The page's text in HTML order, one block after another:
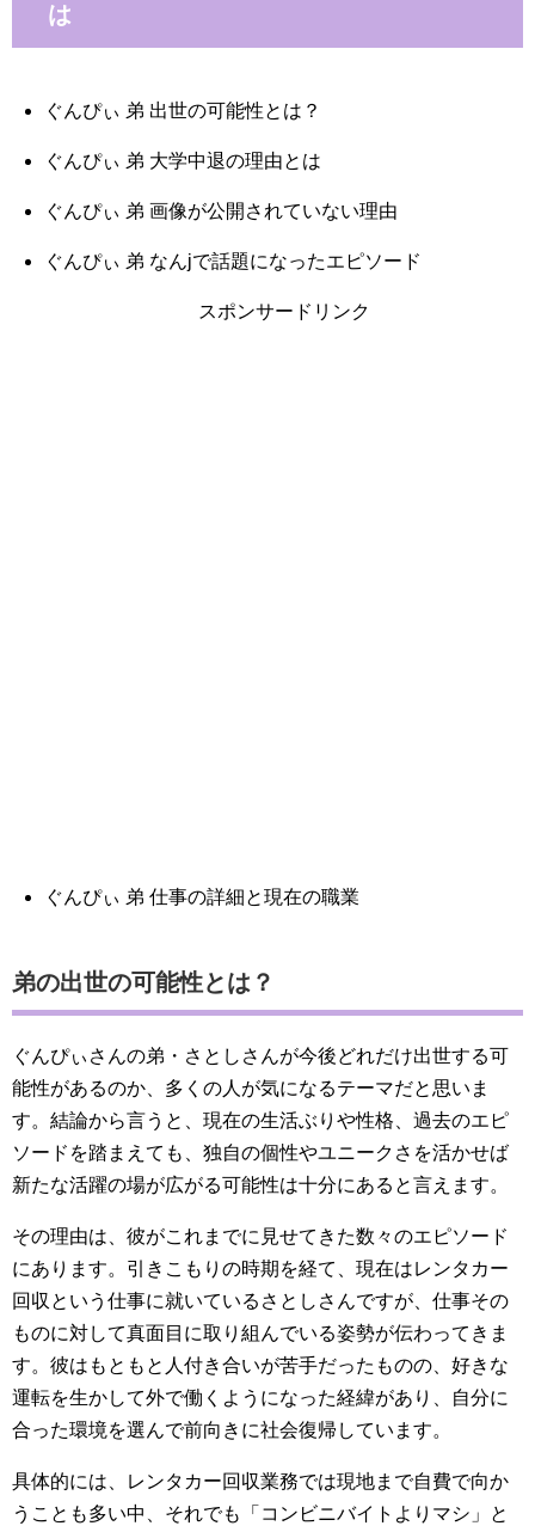
は
ぐんぴぃ 弟 出世の可能性とは？
ぐんぴぃ 弟 大学中退の理由とは
ぐんぴぃ 弟 画像が公開されていない理由
ぐんぴぃ 弟 なんjで話題になったエピソード
スポンサードリンク
ぐんぴぃ 弟 仕事の詳細と現在の職業
弟の出世の可能性とは？
ぐんぴぃさんの弟・さとしさんが今後どれだけ出世する可
能性があるのか、多くの人が気になるテーマだと思いま
す。結論から言うと、現在の生活ぶりや性格、過去のエピ
ソードを踏まえても、独自の個性やユニークさを活かせば
新たな活躍の場が広がる可能性は十分にあると言えます。
その理由は、彼がこれまでに見せてきた数々のエピソード
にあります。引きこもりの時期を経て、現在はレンタカー
回収という仕事に就いているさとしさんですが、仕事その
ものに対して真面目に取り組んでいる姿勢が伝わってきま
す。彼はもともと人付き合いが苦手だったものの、好きな
運転を生かして外で働くようになった経緯があり、自分に
合った環境を選んで前向きに社会復帰しています。
具体的には、レンタカー回収業務では現地まで自費で向か
うことも多い中、それでも「コンビニバイトよりマシ」と